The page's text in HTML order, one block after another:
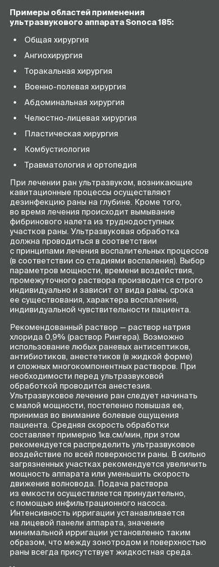
Примеры областей применения
ультразвукового аппарата Sonoca 185:
Общая хирургия
Ангиохирургия
Торакальная хирургия
Военно-полевая хирургия
Абдоминальная хирургия
Челюстно-лицевая хирургия
Пластическая хирургия
Комбустиология
Травматология и ортопедия
При лечении ран ультразвуком, возникающие
кавитационные процессы осуществляют
дезинфекцию раны на глубине. Кроме того,
во время лечения происходит вымывание
фибринового налета из труднодоступных
участков раны. Ультразвуковая обработка
должна проводиться в соответствии
с принципами лечения воспалительных процессов
(в соответствии со стадиями воспаления). Выбор
параметров мощности, времени воздействия,
промежуточного раствора производится строго
индивидуально и зависит от вида раны, срока
ее существования, характера воспаления,
индивидуальной чувствительности пациента.
Рекомендованный раствор — раствор натрия
хлорида 0,9% (раствор Рингера). Возможно
использование любых раневых антисептиков,
антибиотиков, анестетиков (в жидкой форме)
и сложных многокомпонентных растворов. При
необходимости перед ультразвуковой
обработкой проводится анестезия.
Ультразвуковое лечение ран следует начинать
с малой мощности, постепенно повышая ее,
принимая во внимание болевые ощущения
пациента. Средняя скорость обработки
составляет примерно 1кв.см/мин, при этом
рекомендуется распределить ультразвуковое
воздействие по всей поверхности раны. В сильно
загрязненных участках рекомендуется увеличить
мощность аппарата или уменьшить скорость
движения волновода. Подача раствора
из емкости осуществляется принудительно,
с помощью инфильтрационного насоса.
Интенсивность ирригации устанавливается
на лицевой панели аппарата, значение
минимальной ирригации установленно таким
образом, что между зонотродом и поверхностью
раны всегда присутствует жидкостная среда.